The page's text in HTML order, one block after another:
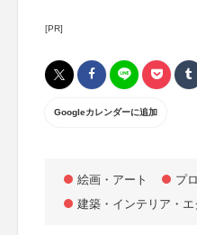
[PR]
Googleカレンダーに追加
絵画・アート
プ
建築・インテリア・エ